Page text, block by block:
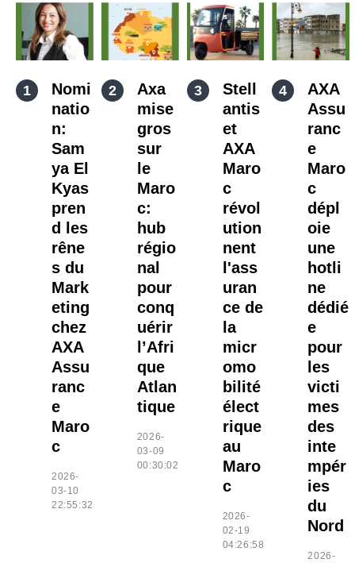
Nomi
natio
n:
Sam
ya El
Kyas
pren
d les
rêne
s du
Mark
eting
chez
AXA
Assu
ranc
e
Maro
c
2026-
03-10
22:55:32
Axa
mise
gros
sur
le
Maro
c:
hub
régio
nal
pour
conq
uérir
l’Afri
que
Atlan
tique
2026-
03-09
00:30:02
Stell
antis
et
AXA
Maro
c
révol
ution
nent
l'ass
uran
ce de
la
micr
omo
bilité
élect
rique
au
Maro
c
2026-
02-19
04:26:58
AXA
Assu
ranc
e
Maro
c
dépl
oie
une
hotli
ne
dédié
e
pour
les
victi
mes
des
inte
mpér
ies
du
Nord
2026-